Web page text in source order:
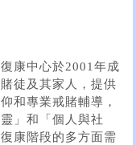
康中心於2001年成
徒及其家人，提供
和專業戒賭輔導，
」和「個人與社
康階段的多方面需